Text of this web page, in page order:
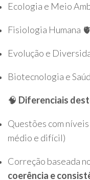
Ecologia e Meio
Fisiologia Humana 🫀
Evolução e
Biotecnologia e
🧠 Diferenciais
Questões com
médio e difícil)
Correção baseada
coerência e